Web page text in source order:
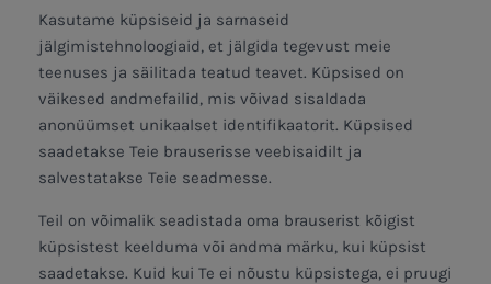
Kasutame küpsiseid ja sarnaseid
jälgimistehnoloogiaid, et jälgida tegevust meie
teenuses ja säilitada teatud teavet. Küpsised on
väikesed andmefailid, mis võivad sisaldada
anonüümset unikaalset identifikaatorit. Küpsised
saadetakse Teie brauserisse veebisaidilt ja
salvestatakse Teie seadmesse.
Teil on võimalik seadistada oma brauserist kõigist
küpsistest keelduma või andma märku, kui küpsist
saadetakse. Kuid kui Te ei nõustu küpsistega, ei pruugi